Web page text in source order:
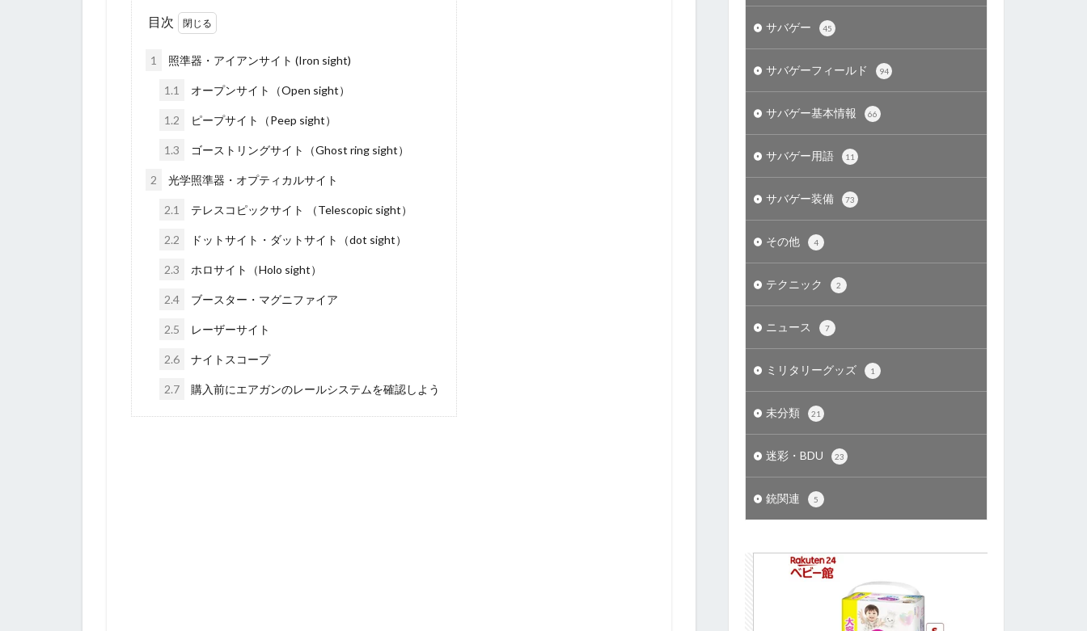
目次
1 照準器・アイアンサイト (Iron sight)
1.1 オープンサイト（Open sight）
1.2 ピープサイト（Peep sight）
1.3 ゴーストリングサイト（Ghost ring sight）
2 光学照準器・オプティカルサイト
2.1 テレスコピックサイト （Telescopic sight）
2.2 ドットサイト・ダットサイト（dot sight）
2.3 ホロサイト（Holo sight）
2.4 ブースター・マグニファイア
2.5 レーザーサイト
2.6 ナイトスコープ
2.7 購入前にエアガンのレールシステムを確認しよう
サバゲー 45
サバゲーフィールド 94
サバゲー基本情報 66
サバゲー用語 11
サバゲー装備 73
その他 4
テクニック 2
ニュース 7
ミリタリーグッズ 1
未分類 21
迷彩・BDU 23
銃関連 5